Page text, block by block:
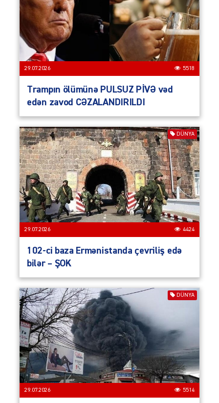
29.07.2026 5518
Trampın ölümünə PULSUZ PİVƏ vəd
edən zavod CƏZALANDIRILDI
DÜNYA
29.07.2026 4424
102-ci baza Ermənistanda çevriliş edə
bilər – ŞOK
DÜNYA
29.07.2026 5514